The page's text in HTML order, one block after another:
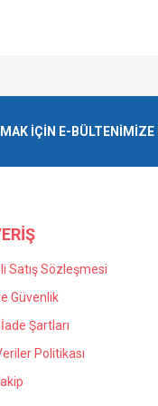
İÇİN E-
Satış Sözleşmesi
Güvenlik
Şartları
Politikası